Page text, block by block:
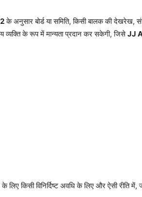
के अनुसार बोर्ड या समिति, किसी बालक की देखरेख,
व्यक्ति के रूप में मान्यता प्रदान कर सकेगी, जिसेJJ
किसी विनिर्दिष्ट अवधि के लिए और ऐसी रीति में,